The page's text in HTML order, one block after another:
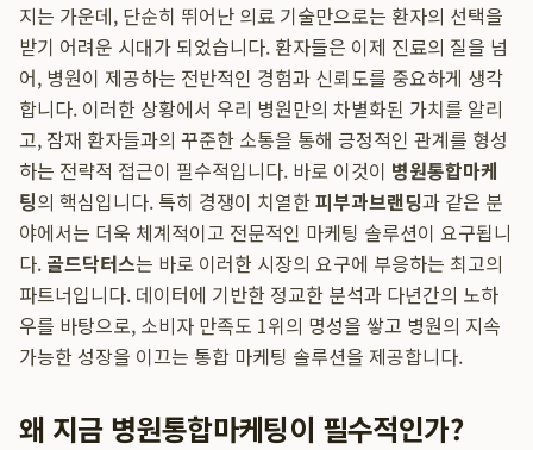
지는 가운데, 단순히 뛰어난 의료 기술만으로는 환자의 선택을
받기 어려운 시대가 되었습니다. 환자들은 이제 진료의 질을 넘
어, 병원이 제공하는 전반적인 경험과 신뢰도를 중요하게 생각
합니다. 이러한 상황에서 우리 병원만의 차별화된 가치를 알리
고, 잠재 환자들과의 꾸준한 소통을 통해 긍정적인 관계를 형성
하는 전략적 접근이 필수적입니다. 바로 이것이 병원통합마케
팅의 핵심입니다. 특히 경쟁이 치열한피부과브랜딩과 같은 분
야에서는 더욱 체계적이고 전문적인 마케팅 솔루션이 요구됩니
다. 골드닥터스는 바로 이러한 시장의 요구에 부응하는 최고의
파트너입니다. 데이터에 기반한 정교한 분석과 다년간의 노하
우를 바탕으로, 소비자 만족도 1위의 명성을 쌓고 병원의 지속
가능한 성장을 이끄는 통합 마케팅 솔루션을 제공합니다.
왜 지금 병원통합마케팅이 필수적인가?